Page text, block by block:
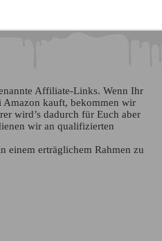
Affiliate-Links. Wenn Ihr
Amazon kauft, bekommen wir
wird’s dadurch für Euch aber
wir an qualifizierten
einem erträglichem Rahmen zu